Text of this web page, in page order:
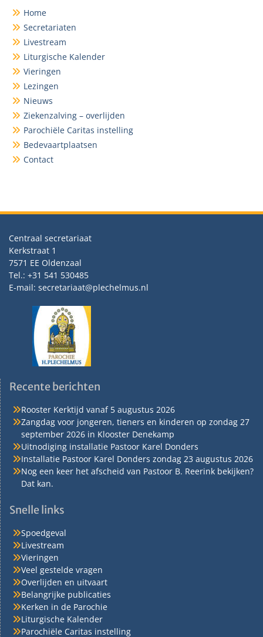
Home
Secretariaten
Livestream
Liturgische Kalender
Vieringen
Lezingen
Nieuws
Ziekenzalving – overlijden
Parochiële Caritas instelling
Bedevaartplaatsen
Contact
Centraal secretariaat
Kerkstraat 1
7571 EE Oldenzaal
Tel.: +31 541 530485
E-mail: secretariaat@plechelmus.nl
Recente berichten
Rooster Kerktijd vanaf 5 augustus 2026
Zangdag voor jongeren, tieners en kinderen op zondag 27
september 2026 in Klooster Denekamp
Uitnodiging installatie Pastoor Karel Donders
Installatie Pastoor Karel Donders zondag 23 augustus 2026
Nog een keer het afscheid van Pastoor B. Reerink bekijken?
Dat kan.
Snelle links
Spoedgeval
Livestream
Vieringen
Veel gestelde vragen
Overlijden en uitvaart
Belangrijke publicaties
Kerken in de Parochie
Liturgische Kalender
Parochiële Caritas instelling